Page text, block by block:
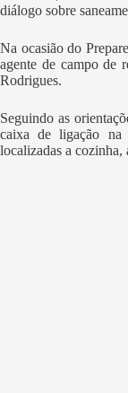
diálogo sobre
Na ocasião do
agente de campo de
Rodrigues.
Seguindo as
caixa de ligação na
localizadas a cozinha,